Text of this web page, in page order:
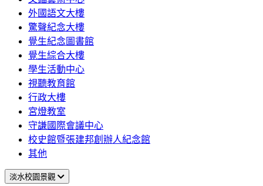
外國語文大樓
驚聲紀念大樓
覺生紀念圖書館
覺生綜合大樓
學生活動中心
視聽教育館
行政大樓
宮燈教室
守謙國際會議中心
校史館暨張建邦創辦人紀念館
其他
淡水校園景觀